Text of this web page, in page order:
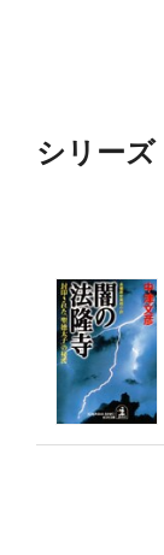
シリーズ